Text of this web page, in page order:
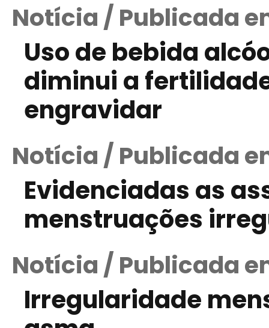
Notícia / Publicada
Uso de bebida
diminui a
engravidar
Notícia / Publicada
Evidenciadas as
menstruações
Notícia / Publicada
Irregularidade